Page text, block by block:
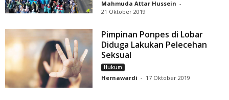
Mahmuda Attar Hussein -
21 Oktober 2019
Pimpinan Ponpes di Lobar
Diduga Lakukan Pelecehan
Seksual
Hukum
Hernawardi - 17 Oktober 2019